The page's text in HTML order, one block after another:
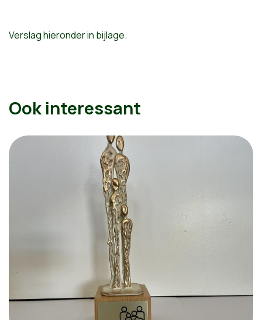
Verslag hieronder in bijlage.
Ook interessant